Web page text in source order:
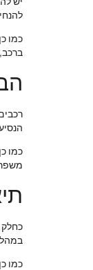
כמו
כמו
כחלק
כמו